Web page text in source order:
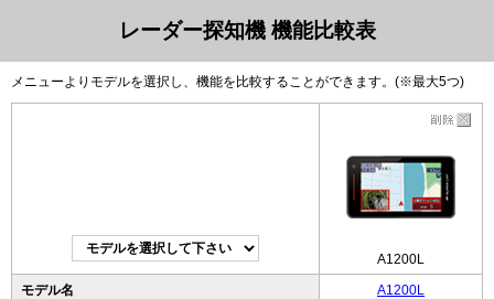
レーダー探知機 機能比較表
メニューよりモデルを選択し、機能を比較することができます。(※最大5つ)
A1200L
モデル名 A1200L